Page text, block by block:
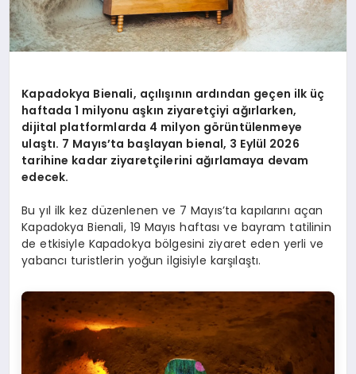
Kapadokya Bienali, açılışının ardından geçen ilk üç
haftada 1 milyonu aşkın ziyaretçiyi ağırlarken,
dijital platformlarda 4 milyon görüntülenmeye
ulaştı. 7 Mayıs’ta başlayan bienal, 3 Eylül 2026
tarihine kadar ziyaretçilerini ağırlamaya devam
edecek.
Bu yıl ilk kez düzenlenen ve 7 Mayıs’ta kapılarını açan
Kapadokya Bienali, 19 Mayıs haftası ve bayram tatilinin
de etkisiyle Kapadokya bölgesini ziyaret eden yerli ve
yabancı turistlerin yoğun ilgisiyle karşılaştı.